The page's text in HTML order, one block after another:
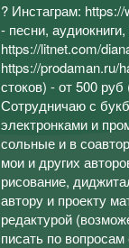
? Инстаграм:
- песни,
https://litnet.com/
https://prodaman.ru/
стоков) - от 500
Сотрудничаю с
электронками и
сольные и в
мои и других
рисование,
автору и проекту
редактурой
писать по